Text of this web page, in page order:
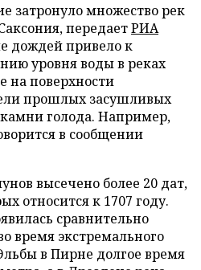
затронуло множество рек
передаетРИА
дождей привело к
уровня воды в реках
на поверхности
прошлых засушливых
голода. Например,
в сообщении
высечено более 20 дат,
относится к 1707 году.
сравнительно
время экстремального
в Пирне долгое время